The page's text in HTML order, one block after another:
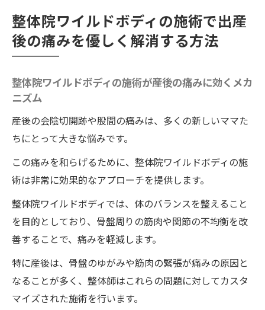
整体院ワイルドボディの施術で出産
後の痛みを優しく解消する方法
整体院ワイルドボディの施術が産後の痛みに効くメカ
ニズム
産後の会陰切開跡や股間の痛みは、多くの新しいママた
ちにとって大きな悩みです。
この痛みを和らげるために、整体院ワイルドボディの施
術は非常に効果的なアプローチを提供します。
整体院ワイルドボディでは、体のバランスを整えること
を目的としており、骨盤周りの筋肉や関節の不均衡を改
善することで、痛みを軽減します。
特に産後は、骨盤のゆがみや筋肉の緊張が痛みの原因と
なることが多く、整体師はこれらの問題に対してカスタ
マイズされた施術を行います。